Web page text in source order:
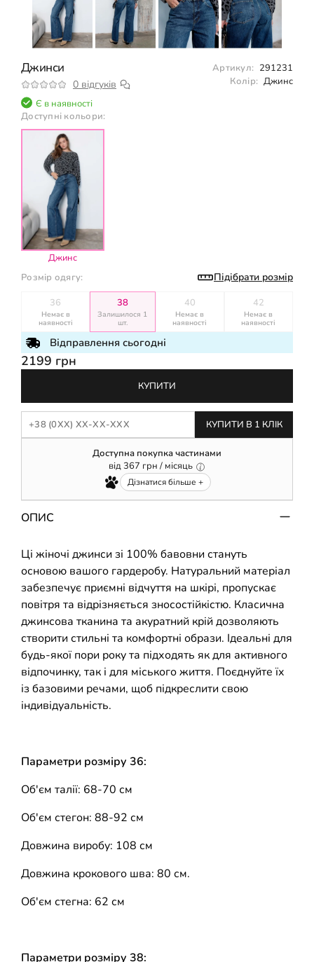
Джинси
0 відгуків
Артикул: 291231
Колір: Джинс
Є в наявності
Доступні кольори:
Джинс
Розмір одягу:
Підібрати розмір
36
Немає в
наявності
38
Залишилося 1
шт.
40
Немає в
наявності
42
Немає в
наявності
Відправлення сьогодні
2199 грн
КУПИТИ
КУПИТИ В 1 КЛІК
Доступна покупка частинами
від367 грн / місяць
Дізнатися більше +
ОПИС
Ці жіночі джинси зі 100% бавовни стануть
основою вашого гардеробу. Натуральний матеріал
забезпечує приємні відчуття на шкірі, пропускає
повітря та відрізняється зносостійкістю. Класична
джинсова тканина та акуратний крій дозволяють
створити стильні та комфортні образи. Ідеальні для
будь-якої пори року та підходять як для активного
відпочинку, так і для міського життя. Поєднуйте їх
із базовими речами, щоб підкреслити свою
індивідуальність.
Параметри розміру 36:
Об'єм талії: 68-70 см
Об'єм стегон: 88-92 см
Довжина виробу: 108 см
Довжина крокового шва: 80 см.
Об'єм стегна: 62 см
Параметри розміру 38: